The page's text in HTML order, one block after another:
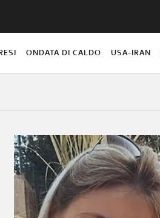
ONDATA DI CALDO USA-IRAN